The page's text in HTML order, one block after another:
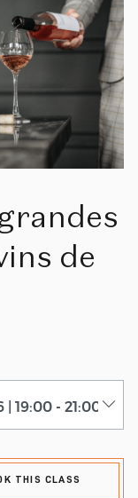
de
THIS CLASS